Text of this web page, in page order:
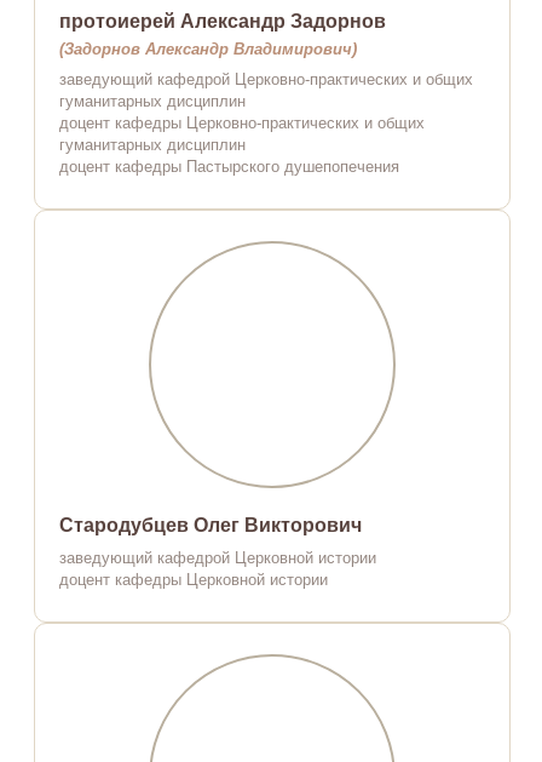
протоиерей Александр Задорнов
(Задорнов Александр Владимирович)
заведующий кафедрой Церковно-практических и общих
гуманитарных дисциплин
доцент кафедры Церковно-практических и общих
гуманитарных дисциплин
доцент кафедры Пастырского душепопечения
Стародубцев Олег Викторович
заведующий кафедрой Церковной истории
доцент кафедры Церковной истории